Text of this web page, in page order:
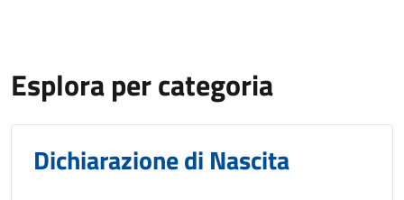
Esplora per categoria
Dichiarazione di Nascita